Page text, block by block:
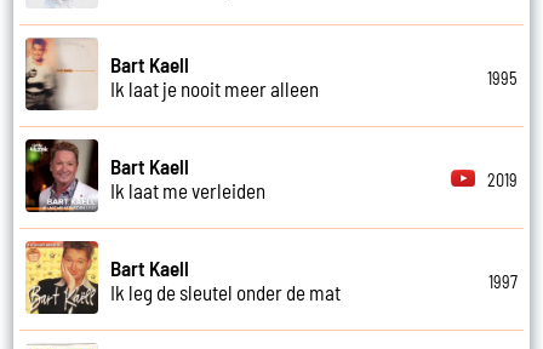
Bart Kaell
Ik laat je nooit meer alleen
1995
Bart Kaell
Ik laat me verleiden
2019
Bart Kaell
Ik leg de sleutel onder de mat
1997